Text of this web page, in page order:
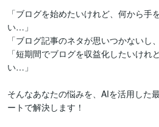
「ブログを始めたいけれど、何から手
い…」
「ブログ記事のネタが思いつかないし
「短期間でブログを収益化したいけれ
い…」
そんなあなたの悩みを、AIを活用した
ートで解決します！